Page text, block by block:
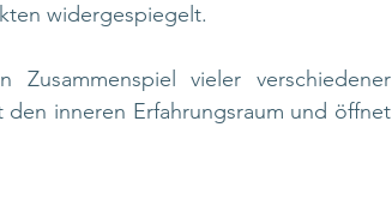
widergespiegelt.
vieler verschiedener
inneren Erfahrungsraum und öffnet